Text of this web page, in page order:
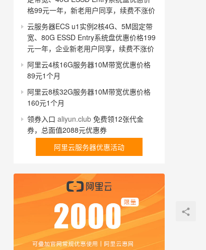
格99元一年，新老用户同享，续费不涨价
云服务器ECS u1实例2核4G、5M固定带
宽、80G ESSD Entry系统盘优惠价格199
元一年，企业新老用户同享，续费不涨价
阿里云4核16G服务器10M带宽优惠价格
89元1个月
阿里云8核32G服务器10M带宽优惠价格
160元1个月
领券入口 aliyun.club 免费领12张代金
券，总面值2088元优惠券
阿里云服务器优惠活动